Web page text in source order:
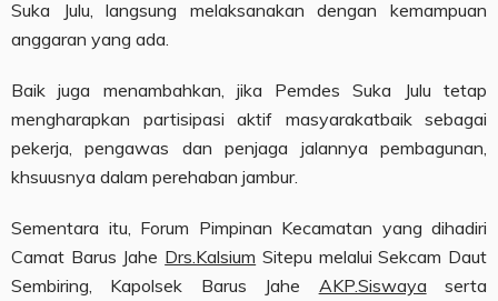
Suka Julu, langsung melaksanakan dengan kemampuan
anggaran yang ada.
Baik juga menambahkan, jika Pemdes Suka Julu tetap
mengharapkan partisipasi aktif masyarakatbaik sebagai
pekerja, pengawas dan penjaga jalannya pembagunan,
khsuusnya dalam perehaban jambur.
Sementara itu, Forum Pimpinan Kecamatan yang dihadiri
Camat Barus Jahe Drs.Kalsium Sitepu melalui Sekcam Daut
Sembiring, Kapolsek Barus Jahe AKP.Siswaya serta